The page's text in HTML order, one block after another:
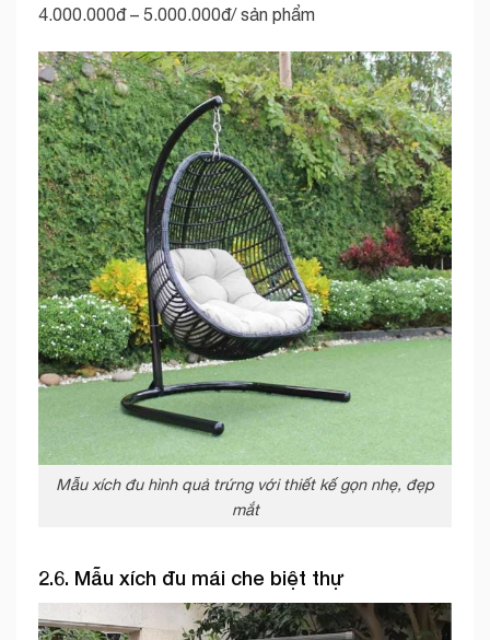
4.000.000đ – 5.000.000đ/ sản phẩm
Mẫu xích đu hình quả trứng với thiết kế gọn nhẹ, đẹp
mắt
2.6. Mẫu xích đu mái che biệt thự